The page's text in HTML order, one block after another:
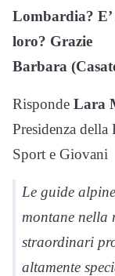
Lombardia? E’
loro? Grazie
Barbara
Risponde Lara
Presidenza
Sport e Giovani
Le guide
montane nella
straordinari
altamente